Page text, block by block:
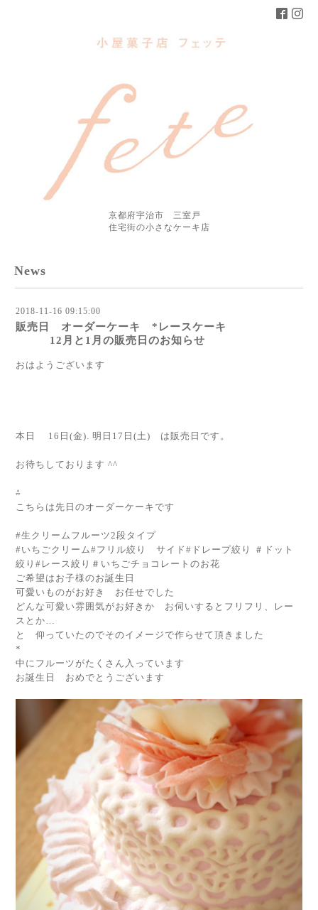
京都府宇治市 三室戸
住宅街の小さなケーキ店
News
2018-11-16 09:15:00
販売日 オーダーケーキ *レースケーキ
12月と1月の販売日のお知らせ
おはようございます
本日 16日(金). 明日17日(土) は販売日です。
お待ちしております ^^
⁂
こちらは先日のオーダーケーキです
#生クリームフルーツ2段タイプ
#いちごクリーム#フリル絞り サイド#ドレープ絞り ＃ドット
絞り#レース絞り＃いちごチョコレートのお花
ご希望はお子様のお誕生日
可愛いものがお好き お任せでした
どんな可愛い雰囲気がお好きか お伺いするとフリフリ、レー
スとか…
と 仰っていたのでそのイメージで作らせて頂きました
*
中にフルーツがたくさん入っています
お誕生日 おめでとうございます